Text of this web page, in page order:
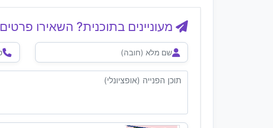
מעוניינים בתוכנית? השאירו פרטים